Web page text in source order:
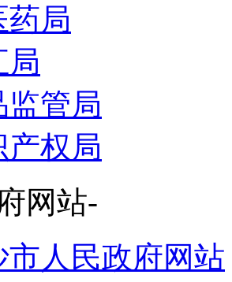
药局
局
监管局
产权局
网站-
市人民政府网站